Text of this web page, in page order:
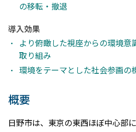
の移転・撤退
導入効果
より俯瞰した視座からの環境意
取り組み
環境をテーマとした社会参画の
概要
日野市は、東京の東西ほぼ中心部